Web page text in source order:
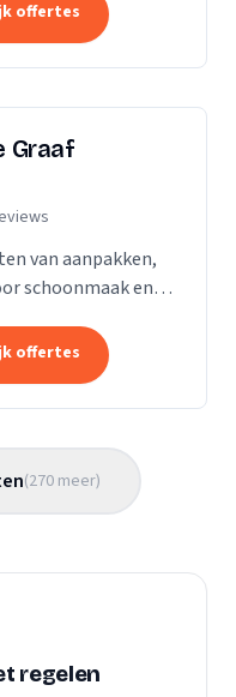
offertes
Graaf
van aanpakken,
schoonmaak en
moet worden is
offertes
(270 meer)
regelen